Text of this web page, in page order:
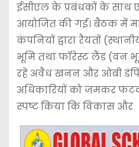
ईसीएल के प्रबंधकों के साथ
आयोजित की गई। बैठक में
कंपनियों द्वारा रैयतों
भूमि तथा फॉरेस्ट लैंड (वन
रहे अवैध खनन और ओबी
अधिकारियों को जमकर
स्पष्ट किया कि विकास और